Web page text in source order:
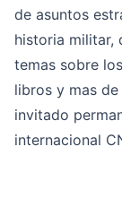
de asuntos
historia militar,
temas sobre
libros y mas
invitado
internacional